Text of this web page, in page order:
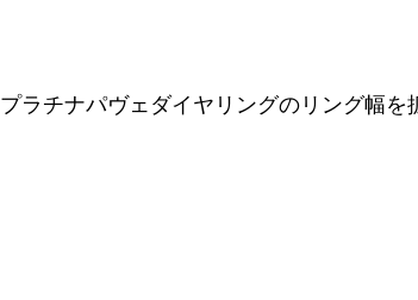
プラチナパヴェダイヤリングのリング幅を